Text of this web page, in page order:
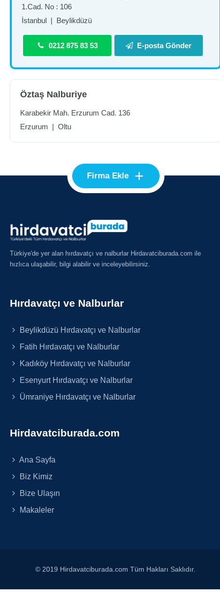
1.Cad. No : 106
İstanbul | Beylikdüzü
0212 875 83 53 E-posta Gönder
Öztaş Nalburiye
Karabekir Mah. Erzurum Cad. 136
Erzurum | Oltu
Firma Ekle +
Türkiye'de yer alan hırdavatçı ve nalburlar Hirdavatciburada.com ile
hızlıca ulaşabilir, bilgi alabilir ve inceleyebilirsiniz.
Hırdavatçı ve Nalburlar
Beylikdüzü Hırdavatçı ve Nalburlar
Fatih Hırdavatçı ve Nalburlar
Kadıköy Hırdavatçı ve Nalburlar
Esenyurt Hırdavatçı ve Nalburlar
Ümraniye Hırdavatçı ve Nalburlar
Hirdavatciburada.com
Ana Sayfa
Biz Kimiz
Bize Ulaşın
Makaleler
© 2019 Hirdavatciburada.com Tüm Hakları Saklıdır.